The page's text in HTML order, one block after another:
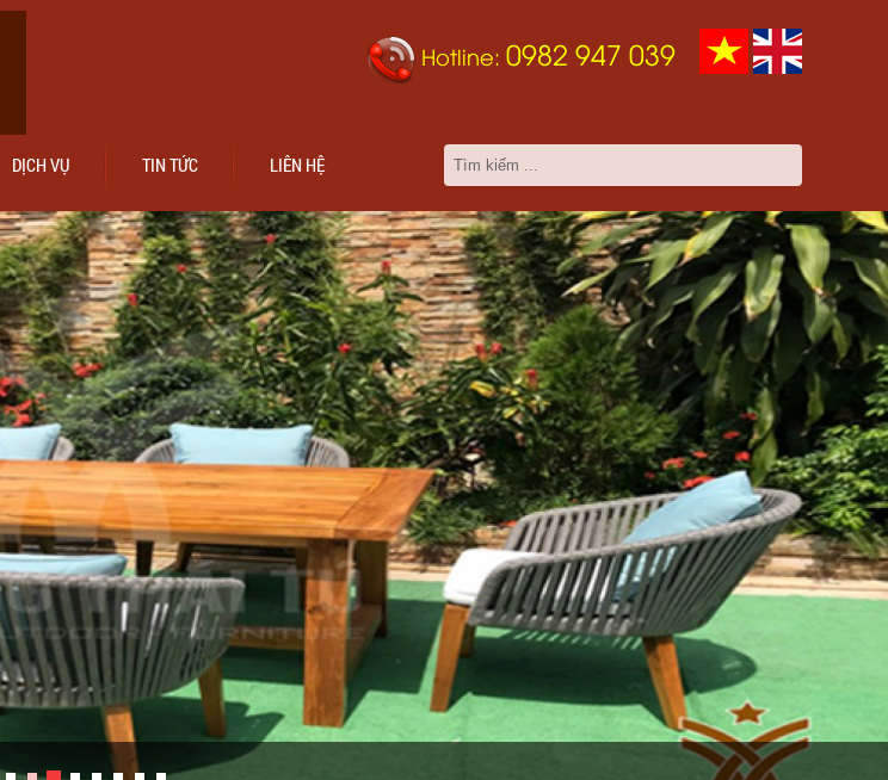
Hotline: 0982 947 039
DỊCH VỤ TIN TỨC LIÊN HỆ